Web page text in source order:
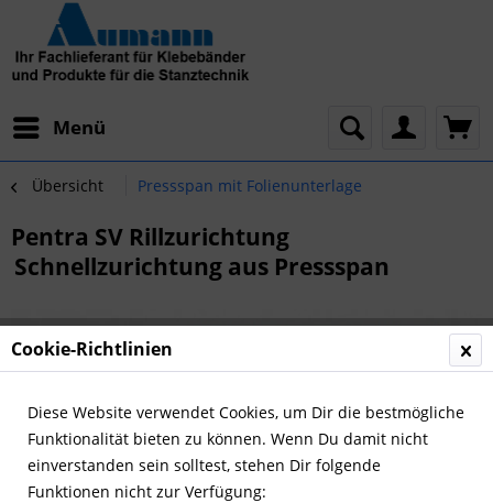
Menü
Übersicht Pressspan mit Folienunterlage
Pentra SV Rillzurichtung
Schnellzurichtung aus Pressspan
Cookie-Richtlinien
Diese Website verwendet Cookies, um Dir die bestmögliche
Funktionalität bieten zu können. Wenn Du damit nicht
einverstanden sein solltest, stehen Dir folgende
Funktionen nicht zur Verfügung: